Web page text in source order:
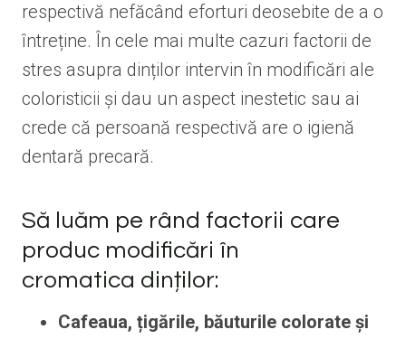
respectivă nefăcând eforturi deosebite de a o
întreține. În cele mai multe cazuri factorii de
stres asupra dinților intervin în modificări ale
coloristicii și dau un aspect inestetic sau ai
crede că persoană respectivă are o igienă
dentară precară.
Să luăm pe rând factorii care
produc modificări în
cromatica dinților:
Cafeaua, țigările, băuturile colorate și